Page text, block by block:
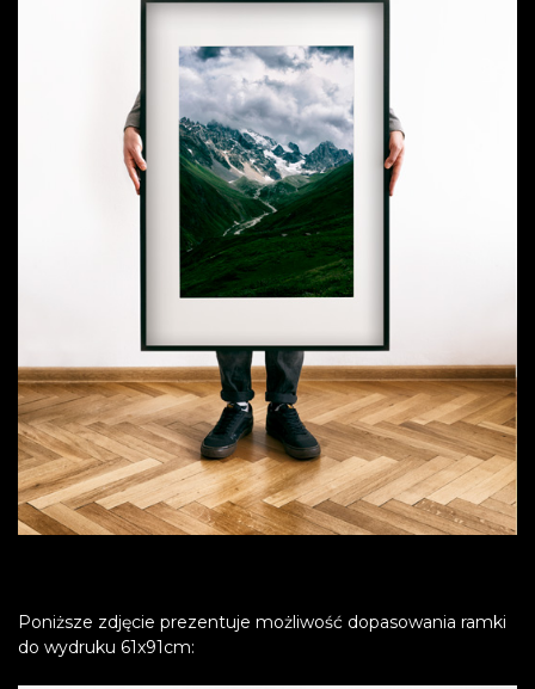
Poniższe zdjęcie prezentuje możliwość dopasowania ramki
do wydruku 61x91cm: